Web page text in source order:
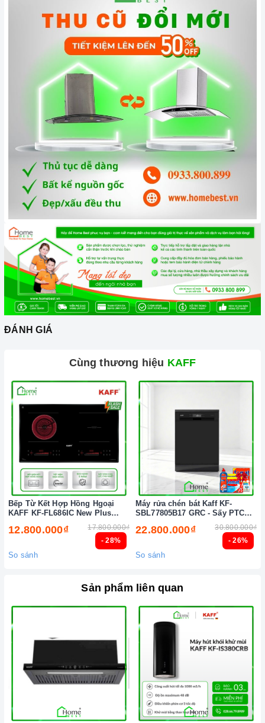
lắp đặt, chế độ bảo hành chính hãng, hậu mãi chuyên
nghiệp, đảm bảo rằng quý khách sẽ có trải nghiệm tuyệt vời
và không gặp bất kỳ khó khăn nào trong quá trình sử dụng
Vận chuyển lắp đặt nhanh chóng:Đội ngũ tư vấn viên,
nhân viên và kỹ thuật viên chuyên nghiệp, tận tâm sẽ đồng
hành cùng quý khách trong quá trình mua sắm và sử dụng
sản phẩm.
Đến vớiHome Best, chúng tôi tự hào cung cấp đến khách hàng
đa dạng các dòngmáy hút khói KAFF
nổi tiếng, cam kết về
chất lượng và nguồn gốc sản phẩm chính hãng. Chúng tôi tự
tin mang đến cho quý khách hàng dịch vụ chăm sóc khách
hàng tận tâm và chính sách bảo hành, hậu mãi chuyên nghiệp
nhất.
ĐÁNH GIÁ
Cùng thương hiệu KAFF
- 28%
Bếp Từ Kết Hợp Hồng Hgoại
KAFF KF-FL686IC New Plus
12.800.000₫ 17.800.000₫
So sánh
- 26%
Máy rửa chén bát Kaff KF-
SBL77805B17 GRC - Sấy PTC
22.800.000₫ 30.800.000₫
So sánh
Sản phẩm liên quan